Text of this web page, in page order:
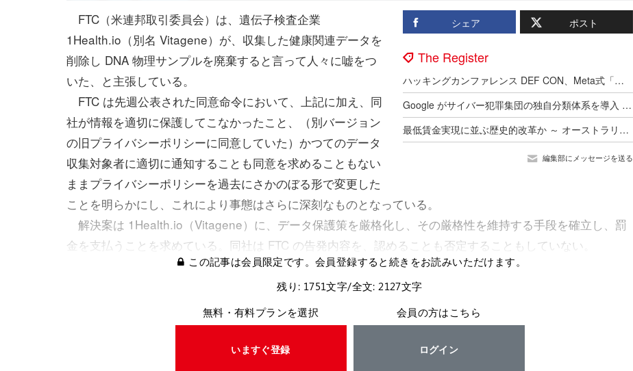
シェア ポスト
The Register
ハッキングカンファレンス DEF CON、Meta式「変態メガネ」全面禁止（度付きもNG）広がるスマートグラス締め出し
Google がサイバー犯罪集団の独自分類体系を導入 ～ Microsoft と CrowdStrike が推進した業界統一規則はいずこへ
最低賃金実現に並ぶ歴史的改革か ～ オーストラリア首相が AI 企業に消費する以上の発電とコンテンツ盗用停止を突きつける
編集部にメッセージを送る
FTC（米連邦取引委員会）は、遺伝子検査企業
1Health.io（別名 Vitagene）が、収集した健康関連データを
削除し DNA 物理サンプルを廃棄すると言って人々に嘘をつ
いた、と主張している。
FTC は先週公表された同意命令において、上記に加え、同
社が情報を適切に保護してこなかったこと、（別バージョン
の旧プライバシーポリシーに同意していた）かつてのデータ
収集対象者に適切に通知することも同意を求めることもない
ままプライバシーポリシーを過去にさかのぼる形で変更した
ことを明らかにし、これにより事態はさらに深刻なものとなっている。
解決案は 1Health.io（Vitagene）に、データ保護策を厳格化し、その厳格性を維持する手段を確立し、罰
金を支払うことを求めている。同社は FTC の告発内容を、認めることも否定することもしていない。
この記事は会員限定です。会員登録すると続きをお読みいただけます。
残り: 1751文字/全文: 2127文字
無料・有料プランを選択
いますぐ登録
会員の方はこちら
ログイン